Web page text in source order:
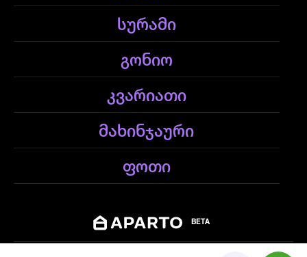
სურამი
გონიო
კვარიათი
მახინჯაური
ფოთი
BETA